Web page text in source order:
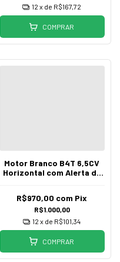
12 x de R$167,72
COMPRAR
Motor Branco B4T 6,5CV
Horizontal com Alerta de
R$1.000,00
R$970,00 com Pix
12 x de R$101,34
COMPRAR